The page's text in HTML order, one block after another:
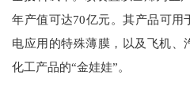
年产值可达70亿元。其产品可用
电应用的特殊薄膜，以及飞机、
化工产品的“金娃娃”。